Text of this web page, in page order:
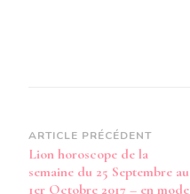
Navigation
d’article
ARTICLE PRÉCÉDENT
Lion horoscope de la
semaine du 25 Septembre au
1er Octobre 2017 – en mode